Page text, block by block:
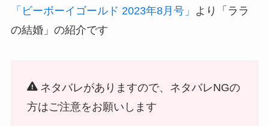
「ビーボーイゴールド 2023年8月号」 より「ララ
の結婚」の紹介です
ネタバレがありますので、ネタバレNGの
方はご注意をお願いします